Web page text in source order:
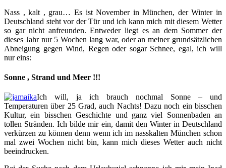
Nass , kalt , grau… Es ist November in München, der Winter in
Deutschland steht vor der Tür und ich kann mich mit diesem Wetter
so gar nicht anfreunden. Entweder liegt es an dem Sommer der
dieses Jahr nur 5 Wochen lang war, oder an meiner grundsätzlichen
Abneigung gegen Wind, Regen oder sogar Schnee, egal, ich will
nur eins:
Sonne , Strand und Meer !!!
Ich will, ja ich brauch nochmal Sonne – und
Temperaturen über 25 Grad, auch Nachts! Dazu noch ein bisschen
Kultur, ein bisschen Geschichte und ganz viel Sonnenbaden an
tollen Stränden. Ich bilde mir ein, damit den Winter in Deutschland
verkürzen zu können denn wenn ich im nasskalten München schon
mal zwei Wochen nicht bin, kann mich dieses Wetter auch nicht
beeindrucken.